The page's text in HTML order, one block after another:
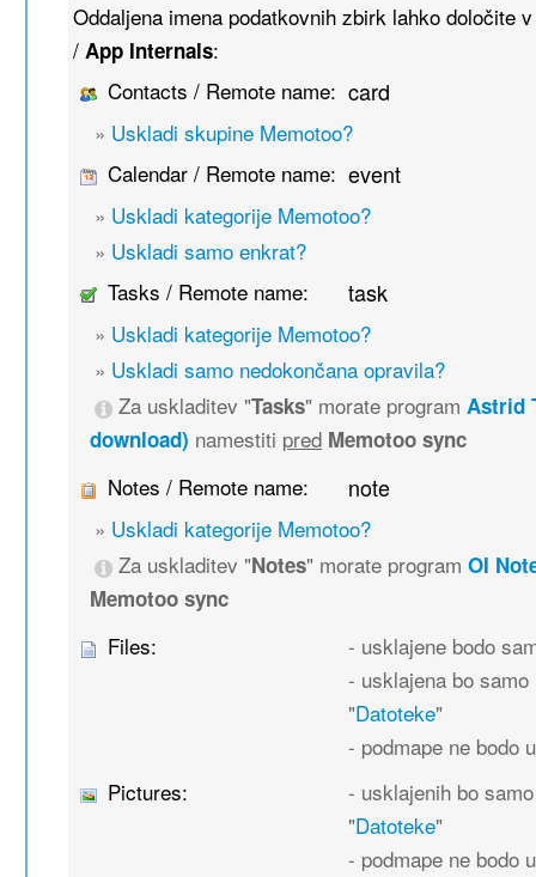
Oddaljena imena podatkovnih zbirk lahko določite
/App Internals:
Contacts / Remote name: card
» Uskladi skupine Memotoo?
Calendar / Remote name: event
» Uskladi kategorije Memotoo?
» Uskladi samo enkrat?
Tasks / Remote name:
task
» Uskladi kategorije Memotoo?
» Uskladi samo nedokončana opravila?
Za uskladitev "Tasks" morate programAstrid
download) namestiti pred Memotoo sync
Notes / Remote name: note
» Uskladi kategorije Memotoo?
Za uskladitev "Notes" morate programOI
Memotoo sync
Files:
- usklajene bodo
- usklajena bo
"Datoteke"
- podmape ne bodo
Pictures:
- usklajenih bo
"Datoteke"
- podmape ne bodo